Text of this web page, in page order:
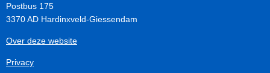
Postbus 175
3370 AD Hardinxveld-Giessendam
Over deze website
Privacy